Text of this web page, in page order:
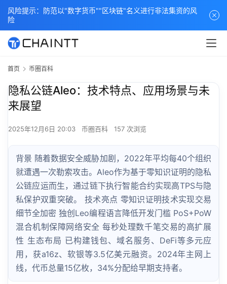
首页 币圈百科
隐私公链Aleo：技术特点、应用场景与未
来展望
2025年12月6日 20:03 币圈百科 157 次浏览
背景 随着数据安全威胁加剧，2022年平均每40个组织
就遭遇一次勒索攻击。Aleo作为基于零知识证明的隐私
公链应运而生，通过链下执行智能合约实现高TPS与隐
私保护双重突破。 技术亮点 零知识证明技术实现交易
细节全加密 独创Leo编程语言降低开发门槛 PoS+PoW
混合机制保障网络安全 每秒处理数千笔交易的高扩展
性 生态布局 已构建钱包、域名服务、DeFi等多元应
用，获a16z、软银等3.5亿美元融资。2024年主网上
线，代币总量15亿枚，34%分配给早期支持者。
风险提示：防范以"数字货币""区块链"名义进行非法集资的风
险